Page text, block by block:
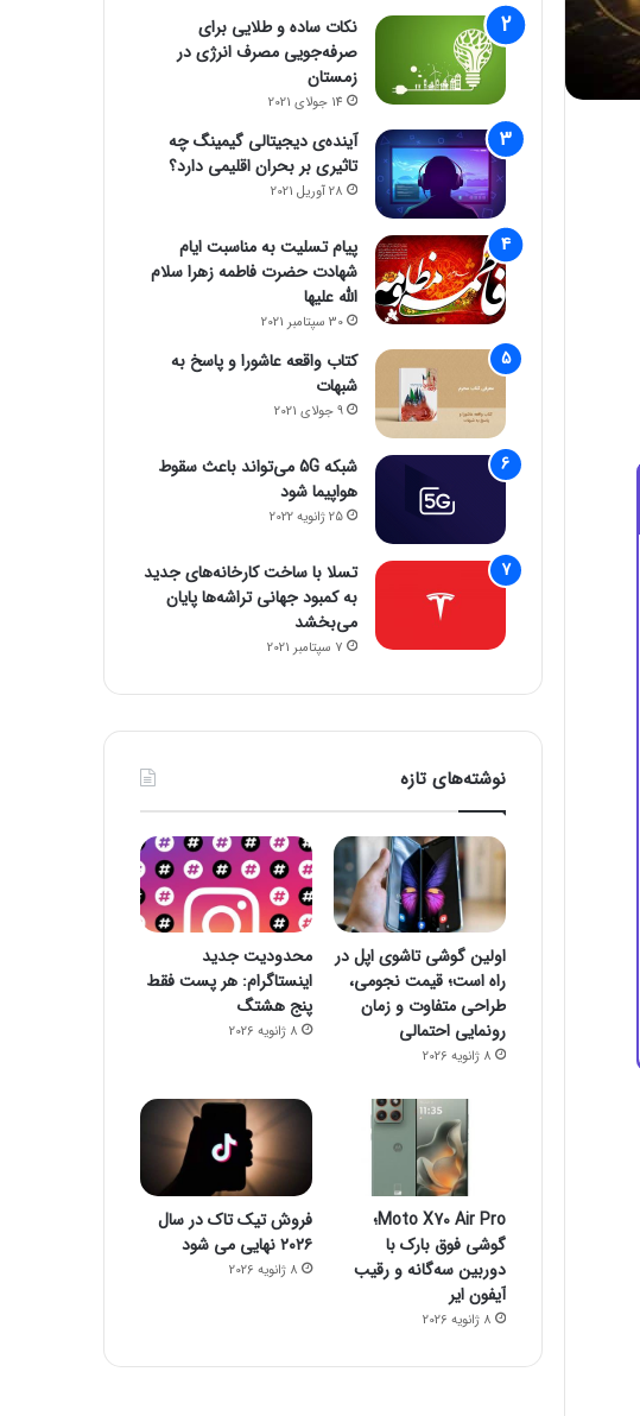
نکات ساده و طلایی برای
صرفه‌جویی مصرف انرژی در
زمستان
14 جولای 2021
آینده‌ی دیجیتالی گیمینگ چه
تاثیری بر بحران اقلیمی دارد؟
28 آوریل 2021
پیام تسلیت به مناسبت ایام
شهادت حضرت فاطمه زهرا سلام
الله علیها
30 سپتامبر 2021
کتاب واقعه عاشورا و پاسخ به
شبهات
9 جولای 2021
شبکه 5G می‌تواند باعث سقوط
هواپیما شود
25 ژانویه 2022
تسلا با ساخت کارخانه‌های جدید
به کمبود جهانی تراشه‌ها پایان
می‌بخشد
7 سپتامبر 2021
نوشته‌های تازه
اولین گوشی تاشوی اپل در
راه است؛ قیمت نجومی،
طراحی متفاوت و زمان
رونمایی احتمالی
8 ژانویه 2026
محدودیت جدید
اینستاگرام: هر پست فقط
پنج هشتگ
8 ژانویه 2026
Moto X70 Air Pro؛
گوشی فوق بارک با
دوربین سه‌گانه و رقیب
آیفون ایر
8 ژانویه 2026
فروش تیک تاک در سال
۲۰۲۶ نهایی می شود
8 ژانویه 2026